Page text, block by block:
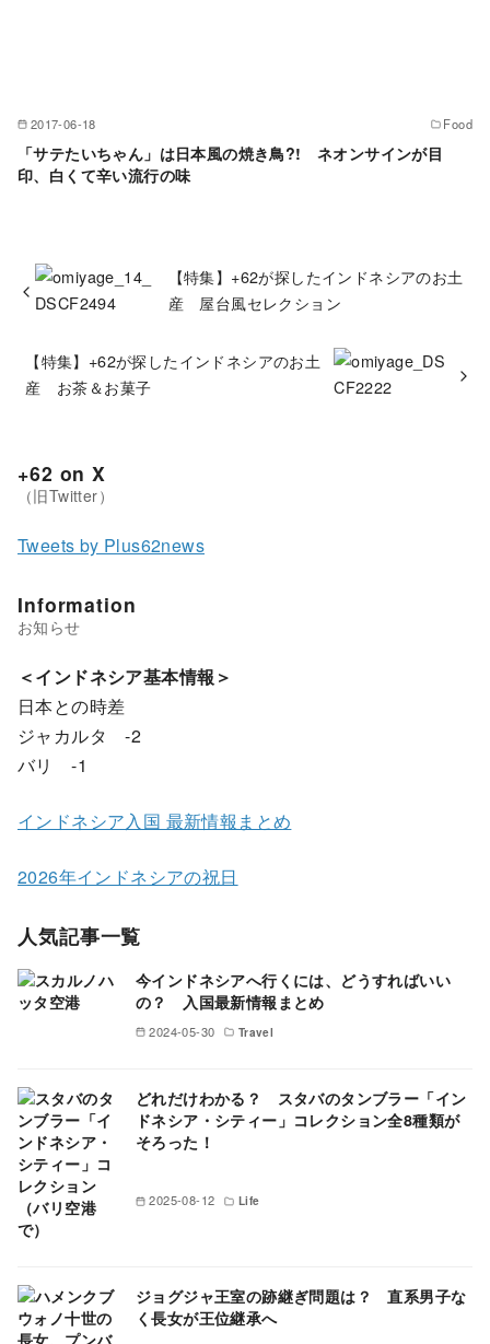
2017-06-18 Food
「サテたいちゃん」は日本風の焼き鳥?! ネオンサインが目
印、白くて辛い流行の味
【特集】+62が探したインドネシアのお土
産 屋台風セレクション
【特集】+62が探したインドネシアのお土
産 お茶＆お菓子
+62 on X
Tweets by Plus62news
Information
＜インドネシア基本情報＞
日本との時差
ジャカルタ -2
バリ -1
インドネシア入国 最新情報まとめ
2026年インドネシアの祝日
人気記事一覧
今インドネシアへ行くには、どうすればいい
の？ 入国最新情報まとめ
2024-05-30 Travel
どれだけわかる？ スタバのタンブラー「イン
ドネシア・シティー」コレクション全8種類が
そろった！
2025-08-12 Life
ジョグジャ王室の跡継ぎ問題は？ 直系男子な
く長女が王位継承へ